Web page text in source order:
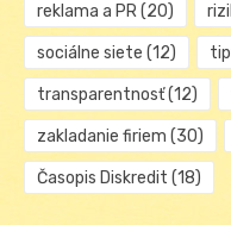
reklama a PR(20)
sociálne siete (12)
transparentnosť(12)
zakladanie firiem (30)
Časopis Diskredit (18)